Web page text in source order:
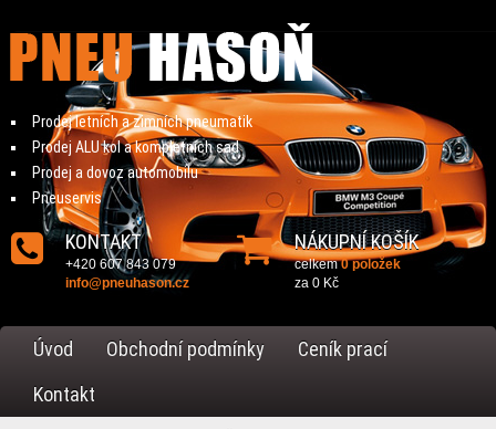
Prodej letních a zimních pneumatik
Prodej ALU kol a kompletních sad
Prodej a dovoz automobilu
Pneuservis
KONTAKT
+420 607 843 079
info@pneuhason.cz
NÁKUPNÍ KOŠÍK
celkem0 položek
za 0 Kč
Úvod Obchodní podmínky
Ceník prací
Kontakt